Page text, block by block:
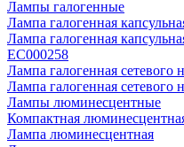
Лампы галогенные
Лампа галогенная
Лампа галогенная
EC000258
Лампа галогенная сетевого
Лампа галогенная сетевого
Лампы люминесцентные
Компактная
Лампа люминесцентная